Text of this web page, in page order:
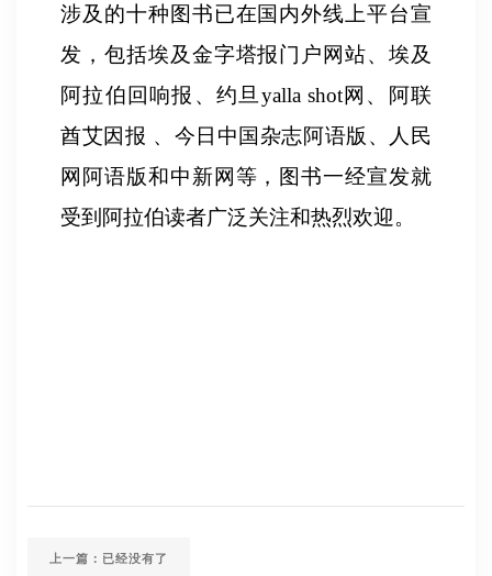
涉及的十种图书已在国内外线上平台宣
发，包括埃及金字塔报门户网站、埃及
阿拉伯回响报、约旦 yalla shot网、阿联
酋艾因报 、今日中国杂志阿语版、人民
网阿语版和中新网等，图书一经宣发就
受到阿拉伯读者广泛关注和热烈欢迎。
上一篇：已经没有了